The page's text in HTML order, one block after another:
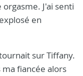
J'ai senti
en
sur Tiffany.
fiancée alors